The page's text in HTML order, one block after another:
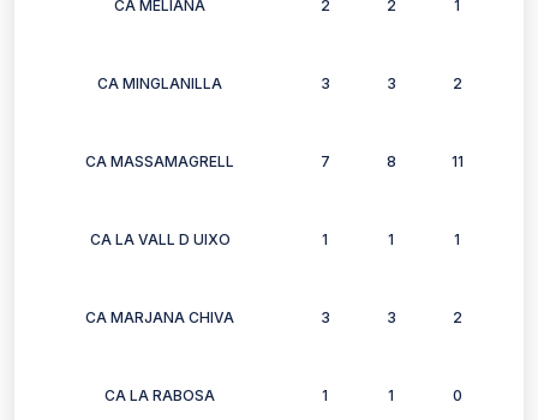
CA MELIANA 2 2 1
CA MINGLANILLA 3 3 2
CA MASSAMAGRELL 7 8 11
CA LA VALL D UIXO 1 1 1
CA MARJANA CHIVA 3 3 2
CA LA RABOSA 1 1 0